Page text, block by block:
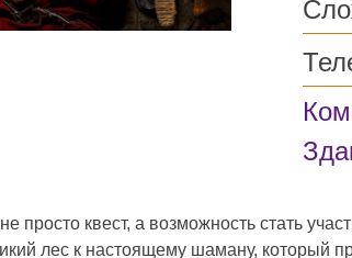
просто квест, а возможность стать
лес к настоящему шаману, который